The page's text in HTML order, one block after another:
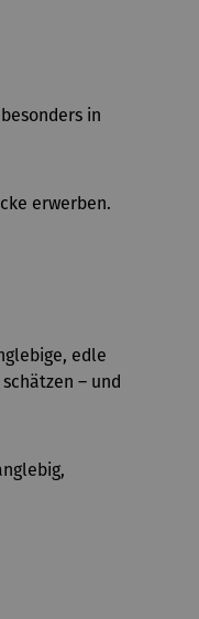
in
erwerben.
edle
– und